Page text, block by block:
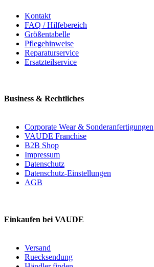
Kontakt
FAQ / Hilfebereich
Größentabelle
Pflegehinweise
Reparaturservice
Ersatzteilservice
Business & Rechtliches
Corporate Wear & Sonderanfertigungen
VAUDE Franchise
B2B Shop
Impressum
Datenschutz
Datenschutz-Einstellungen
AGB
Einkaufen bei VAUDE
Versand
Ruecksendung